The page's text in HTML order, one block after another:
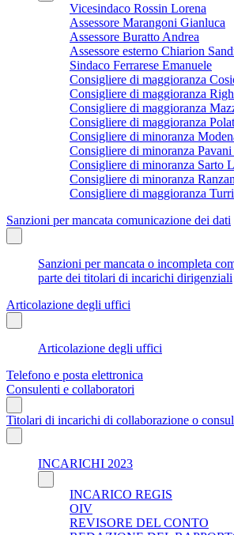
Vicesindaco Rossin Lorena
Assessore Marangoni Gianluca
Assessore Buratto Andrea
Assessore esterno Chiarion
Sindaco Ferrarese Emanuele
Consigliere di maggioranza
Consigliere di maggioranza
Consigliere di maggioranza
Consigliere di maggioranza
Consigliere di minoranza
Consigliere di minoranza
Consigliere di minoranza Sarto
Consigliere di minoranza
Consigliere di maggioranza
Sanzioni per mancata comunicazione dei dati
Sanzioni per mancata o incompleta
parte dei titolari di incarichi dirigenziali
Articolazione degli uffici
Articolazione degli uffici
Telefono e posta elettronica
Consulenti e collaboratori
Titolari di incarichi di collaborazione o
INCARICHI 2023
INCARICO REGIS
OIV
REVISORE DEL CONTO